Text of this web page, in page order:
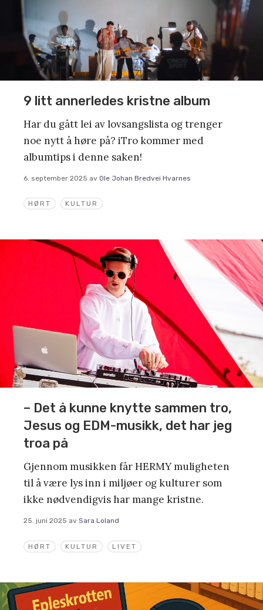
HØRT KULTUR
9 litt annerledes kristne album
Har du gått lei av lovsangslista og trenger
noe nytt å høre på? iTro kommer med
albumtips i denne saken!
6. september 2025 av Ole Johan Bredvei Hvarnes
HØRT KULTUR LIVET
– Det å kunne knytte sammen tro,
Jesus og EDM-musikk, det har jeg
troa på
Gjennom musikken får HERMY muligheten
til å være lys inn i miljøer og kulturer som
ikke nødvendigvis har mange kristne.
25. juni 2025 av Sara Loland